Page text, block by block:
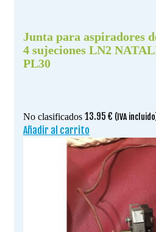
Junta para aspiradores
4 sujeciones LN2
PL30
No clasificados 13.95 € (IVA
Añadir al carrito